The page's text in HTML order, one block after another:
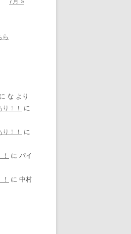
ら
に な より
！！
に
！！
に
に パイ
に 中村